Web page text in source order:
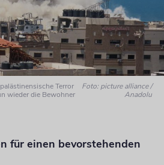
Terror
wieder die Bewohner
Foto: picture alliance /
Anadolu
für einen bevorstehenden